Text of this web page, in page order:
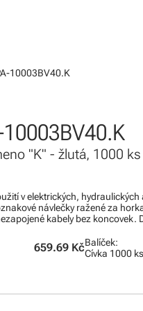
10003BV40.K
10003BV40.K
"K" - žlutá, 1000
v elektrických,
návlečky ražené za
kabely bez koncovek.
659.69 KčBalíček:
Cívka 1000 ks